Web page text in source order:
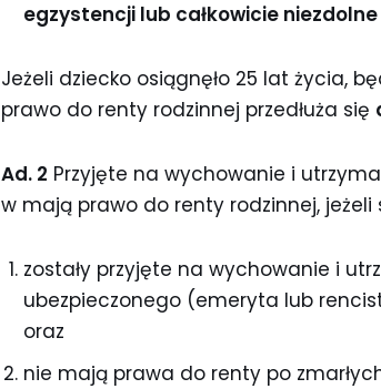
egzystencji lub całkowicie
Jeżeli dziecko osiągnęło 25 lat życia,
prawo do renty rodzinnej przedłuża się
Ad. 2 Przyjęte na wychowanie i
w mają prawo do renty rodzinnej, jeżeli
zostały przyjęte na wychowanie i
ubezpieczonego (emeryta lub
oraz
nie mają prawa do renty po